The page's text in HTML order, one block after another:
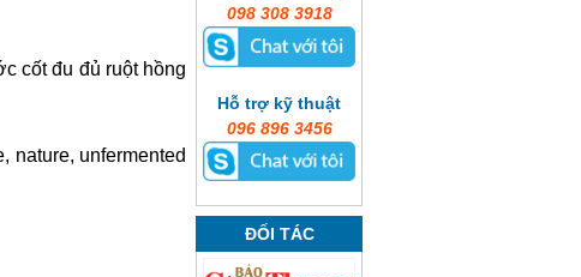
cốt đu đủ ruột hồng
nature, unfermented
098 308 3918
Hỗ trợ kỹ thuật
096 896 3456
ĐỐI TÁC